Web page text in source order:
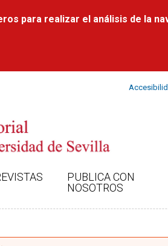
para realizar el análisis de la
PUBLICA CON
NOSOTROS